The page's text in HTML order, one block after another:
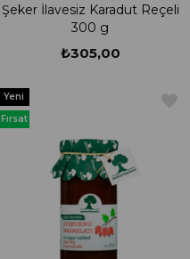
Şeker İlavesiz Karadut Reçeli
300 g
₺305,00
Yeni
Ürün
Fırsat